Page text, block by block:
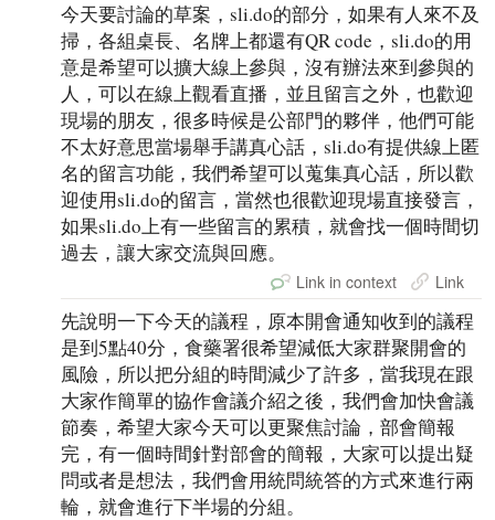
今天要討論的草案，sli.do的部分，如果有人來不及
掃，各組桌長、名牌上都還有QR code，sli.do的用
意是希望可以擴大線上參與，沒有辦法來到參與的
人，可以在線上觀看直播，並且留言之外，也歡迎
現場的朋友，很多時候是公部門的夥伴，他們可能
不太好意思當場舉手講真心話，sli.do有提供線上匿
名的留言功能，我們希望可以蒐集真心話，所以歡
迎使用sli.do的留言，當然也很歡迎現場直接發言，
如果sli.do上有一些留言的累積，就會找一個時間切
過去，讓大家交流與回應。
Link in context Link
先說明一下今天的議程，原本開會通知收到的議程
是到5點40分，食藥署很希望減低大家群聚開會的
風險，所以把分組的時間減少了許多，當我現在跟
大家作簡單的協作會議介紹之後，我們會加快會議
節奏，希望大家今天可以更聚焦討論，部會簡報
完，有一個時間針對部會的簡報，大家可以提出疑
問或者是想法，我們會用統問統答的方式來進行兩
輪，就會進行下半場的分組。